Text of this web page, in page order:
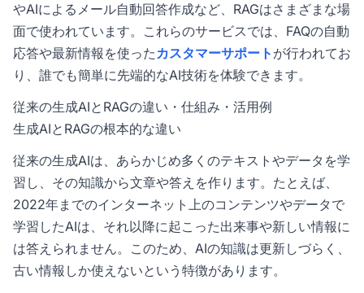
やAIによるメール自動回答作成など、RAGはさまざまな場
面で使われています。これらのサービスでは、FAQの自動
応答や最新情報を使ったカスタマーサポート が行われてお
り、誰でも簡単に先端的なAI技術を体験できます。
従来の生成AIとRAGの違い・仕組み・活用例
生成AIとRAGの根本的な違い
従来の生成AIは、あらかじめ多くのテキストやデータを学
習し、その知識から文章や答えを作ります。たとえば、
2022年までのインターネット上のコンテンツやデータで
学習したAIは、それ以降に起こった出来事や新しい情報に
は答えられません。このため、AIの知識は更新しづらく、
古い情報しか使えないという特徴があります。